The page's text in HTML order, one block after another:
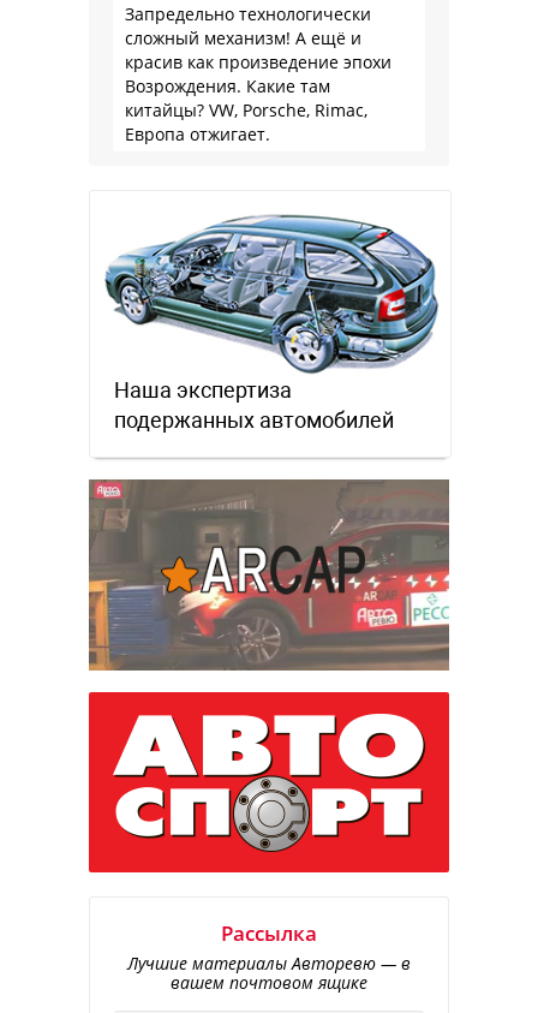
Запредельно технологически
сложный механизм! А ещё и
красив как произведение эпохи
Возрождения. Какие там
китайцы? VW, Porsche, Rimac,
Европа отжигает.
Наша экспертиза
подержанных автомобилей
Рассылка
Лучшие материалы Авторевю — в
вашем почтовом ящике